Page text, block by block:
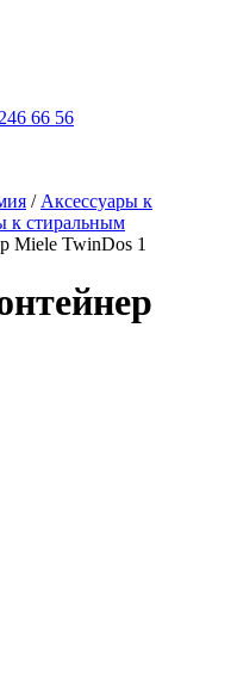
66 56
/ Аксессуары к
к стиральным
Miele TwinDos 1